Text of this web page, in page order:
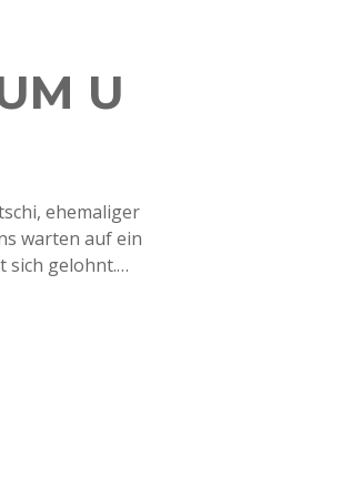
U
ehemaliger
warten auf ein
sich gelohnt.…